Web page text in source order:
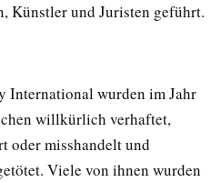
Künstler und Juristen geführt.
International wurden im Jahr
willkürlich verhaftet,
oder misshandelt und
Viele von ihnen wurden